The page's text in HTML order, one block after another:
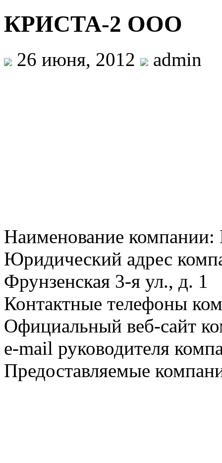
КРИСТА-2 ООО
26 июня, 2012 admin
Наименование
Юридический адрес
Фрунзенская 3-я ул., д. 1
Контактные телефоны
Официальный веб-сайт
e-mail руководителя
Предоставляемые